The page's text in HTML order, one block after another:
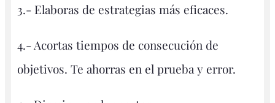
3.- Elaboras de estrategias más eficaces.
4.- Acortas tiempos de consecución de
objetivos. Te ahorras en el prueba y error.